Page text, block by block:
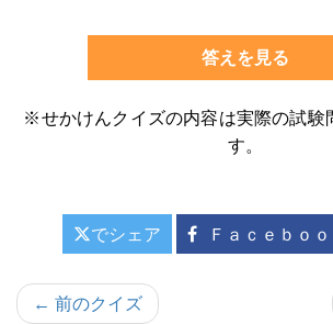
答えを見る
※せかけんクイズの内容は実際の試験
す。
でシェア Ｆａｃｅｂｏ
投← 前のクイズ